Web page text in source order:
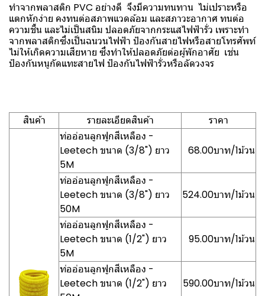
ทำจากพลาสติก PVC อย่างดี จึงมีความทนทาน ไม่เปราะหรือ
แตกหักง่าย คงทนต่อสภาพแวดล้อม และสภาวะอากาศ ทนต่อ
ความชื้น และไม่เป็นสนิม ปลอดภัยจากกระแสไฟฟ้ารั่ว เพราะทำ
จากพลาสติกซึ่งเป็นฉนวนไฟฟ้า ป้องกันสายไฟหรือสายโทรศัพท์
ไม่ให้เกิดความเสียหาย ซึ่งทำให้ปลอดภัยต่อผู้พักอาศัย เช่น
ป้องกันหนูกัดแทะสายไฟ ป้องกันไฟฟ้ารั่วหรือลัดวงจร
สินค้า รายละเอียดสินค้า
ราคา
ท่ออ่อนลูกฟูกสีเหลือง -
Leetech ขนาด (3/8") ยาว
5M
68.00บาท/1ม้วน
ท่ออ่อนลูกฟูกสีเหลือง -
Leetech ขนาด (3/8") ยาว
50M
524.00บาท/1ม้วน
ท่ออ่อนลูกฟูกสีเหลือง -
Leetech ขนาด (1/2") ยาว
5M
95.00บาท/1ม้วน
ท่ออ่อนลูกฟูกสีเหลือง -
Leetech ขนาด (1/2") ยาว
590.00บาท/1ม้วน